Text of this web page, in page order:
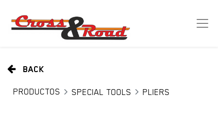
BACK
PRODUCTOS SPECIAL TOOLS PLIERS